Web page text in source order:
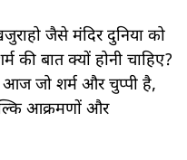
जैसे मंदिर दुनिया को
की बात क्यों होनी चाहिए?
जो शर्म और चुप्पी है,
आक्रमणों और